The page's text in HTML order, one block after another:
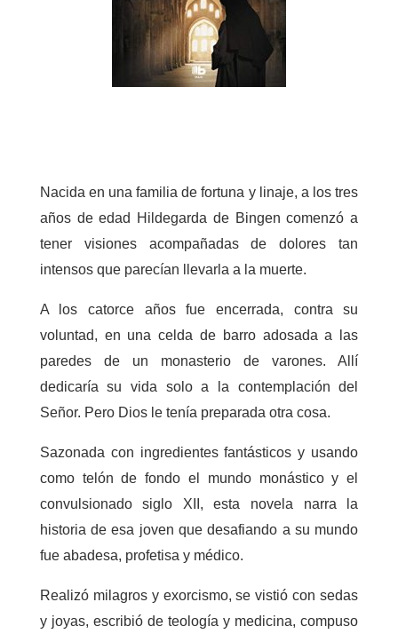
Nacida en una familia de fortuna y linaje, a los tres
años de edad Hildegarda de Bingen comenzó a
tener visiones acompañadas de dolores tan
intensos que parecían llevarla a la muerte.
A los catorce años fue encerrada, contra su
voluntad, en una celda de barro adosada a las
paredes de un monasterio de varones. Allí
dedicaría su vida solo a la contemplación del
Señor. Pero Dios le tenía preparada otra cosa.
Sazonada con ingredientes fantásticos y usando
como telón de fondo el mundo monástico y el
convulsionado siglo XII, esta novela narra la
historia de esa joven que desafiando a su mundo
fue abadesa, profetisa y médico.
Realizó milagros y exorcismo, se vistió con sedas
y joyas, escribió de teología y medicina, compuso